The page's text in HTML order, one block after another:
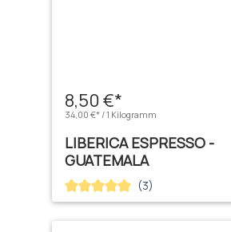
8,50 €*
34,00 €* / 1 Kilogramm
LIBERICA ESPRESSO -
GUATEMALA
Durchschnittliche Bewertung
(3)